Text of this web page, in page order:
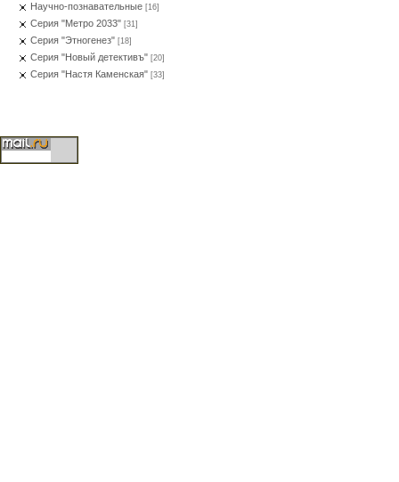
Научно-познавательные [16]
Серия "Метро 2033" [31]
Серия "Этногенез" [18]
Серия "Новый детективъ" [20]
Серия "Настя Каменская" [33]